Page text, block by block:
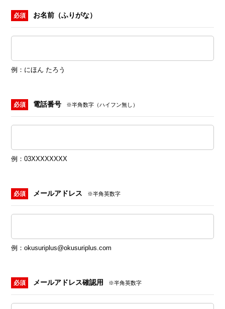
必須 お名前（ふりがな）
例：にほん たろう
必須 電話番号 ※半角数字（ハイフン無し）
例：03XXXXXXXX
必須 メールアドレス ※半角英数字
例：okusuriplus@okusuriplus.com
必須 メールアドレス確認用 ※半角英数字